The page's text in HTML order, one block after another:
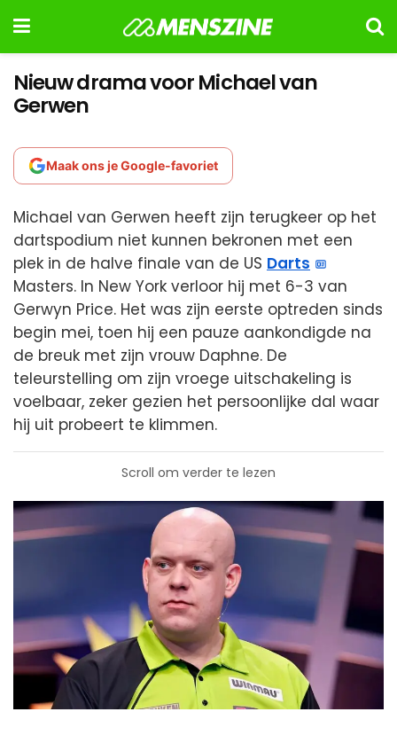
Nieuw drama voor Michael van
Gerwen
Maak ons je Google-favoriet
Michael van Gerwen heeft zijn terugkeer op het
dartspodium niet kunnen bekronen met een
plek in de halve finale van de US Darts
Masters. In New York verloor hij met 6-3 van
Gerwyn Price. Het was zijn eerste optreden sinds
begin mei, toen hij een pauze aankondigde na
de breuk met zijn vrouw Daphne. De
teleurstelling om zijn vroege uitschakeling is
voelbaar, zeker gezien het persoonlijke dal waar
hij uit probeert te klimmen.
Scroll om verder te lezen